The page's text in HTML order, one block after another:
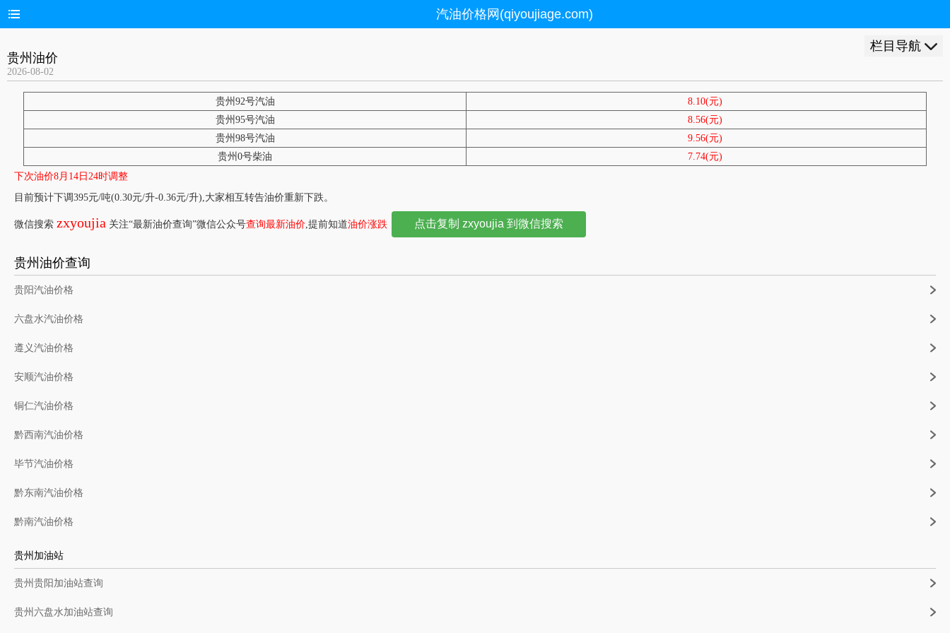
汽油价格网(qiyoujiage.com)
栏目导航
贵州油价
2026-08-02
贵州92号汽油
8.10(元)
贵州95号汽油
8.56(元)
贵州98号汽油
9.56(元)
贵州0号柴油
7.74(元)
下次油价8月14日24时调整
目前预计下调395元/吨(0.30元/升-0.36元/升),大家相互转告油价重新下跌。
微信搜索 zxyoujia 关注“最新油价查询”微信公众号查询最新油价,提前知道油价涨跌 点击复制 zxyoujia 到微信搜索
贵州油价查询
贵阳汽油价格
六盘水汽油价格
遵义汽油价格
安顺汽油价格
铜仁汽油价格
黔西南汽油价格
毕节汽油价格
黔东南汽油价格
黔南汽油价格
贵州加油站
贵州贵阳加油站查询
贵州六盘水加油站查询